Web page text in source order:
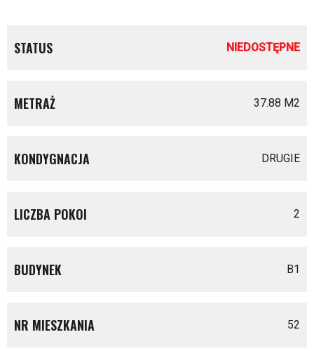
STATUS NIEDOSTĘPNE
METRAŻ 37.88 M2
KONDYGNACJA DRUGIE
LICZBA POKOI 2
BUDYNEK B1
NR MIESZKANIA 52